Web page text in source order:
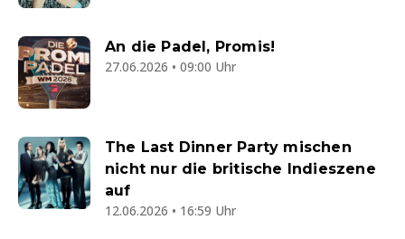
An die Padel, Promis!
27.06.2026 • 09:00 Uhr
The Last Dinner Party mischen
nicht nur die britische Indieszene
auf
12.06.2026 • 16:59 Uhr